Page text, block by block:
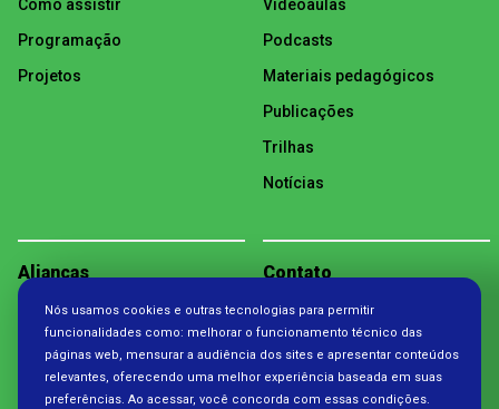
Como assistir
Programação
Projetos
Videoaulas
Podcasts
Materiais pedagógicos
Publicações
Trilhas
Notícias
Alianças Contato
Política de Privacidade
Nós usamos cookies e outras tecnologias para permitir
funcionalidades como: melhorar o funcionamento técnico das
páginas web, mensurar a audiência dos sites e apresentar conteúdos
relevantes, oferecendo uma melhor experiência baseada em suas
preferências. Ao acessar, você concorda com essas condições.